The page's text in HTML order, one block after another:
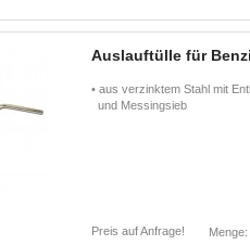
Auslauftülle für
• aus verzinktem Stahl mit
und Messingsieb
Preis auf Anfrage! Menge: